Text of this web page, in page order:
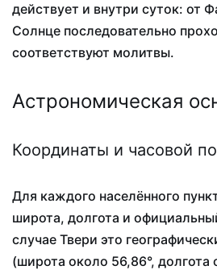
действует и внутри суток: от
Солнце последовательно
соответствуют молитвы.
Астрономическая
Координаты и часовой
Для каждого населённого
широта, долгота и
случае Твери это
(широта около 56,86°, долгота